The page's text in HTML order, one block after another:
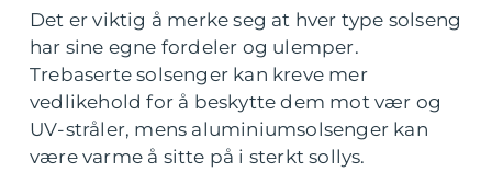
Det er viktig å merke seg at hver type solseng
har sine egne fordeler og ulemper.
Trebaserte solsenger kan kreve mer
vedlikehold for å beskytte dem mot vær og
UV-stråler, mens aluminiumsolsenger kan
være varme å sitte på i sterkt sollys.